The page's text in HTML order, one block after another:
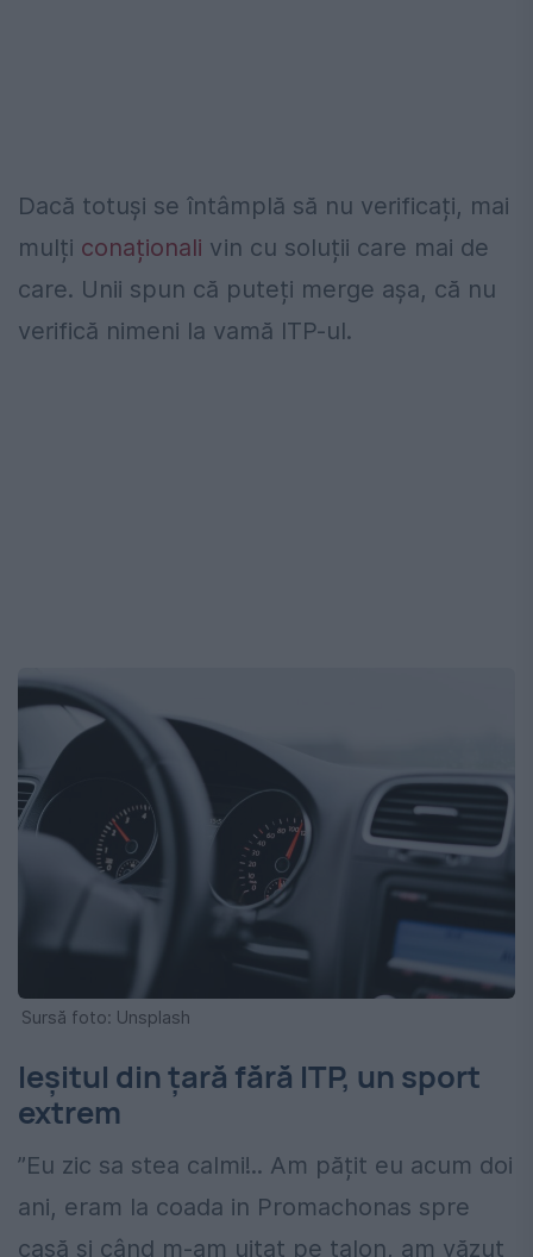
Dacă totuși se întâmplă să nu verificați, mai
mulți conaționali vin cu soluții care mai de
care. Unii spun că puteți merge așa, că nu
verifică nimeni la vamă ITP-ul.
Sursă foto: Unsplash
Ieșitul din țară fără ITP, un sport
extrem
”Eu zic sa stea calmi!.. Am pățit eu acum doi
ani, eram la coada in Promachonas spre
casă și când m-am uitat pe talon, am văzut